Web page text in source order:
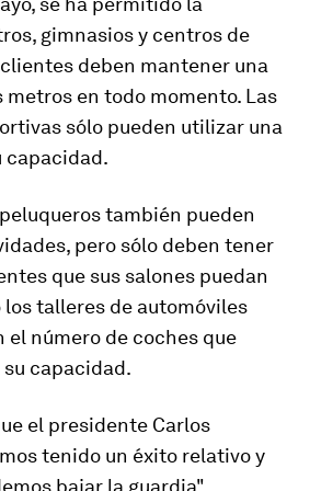
gimnasios y centros de
deben mantener una
metros en todo momento. Las
sólo pueden utilizar una
capacidad.
también pueden
pero sólo deben tener
que sus salones puedan
los talleres de automóviles
el número de coches que
capacidad.
el presidente Carlos
tenido un éxito relativo y
bajar la guardia".